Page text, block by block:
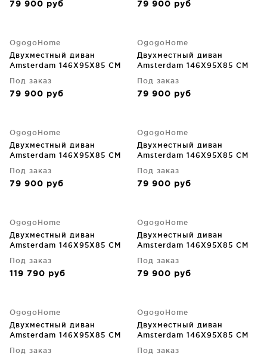
79 900 руб 79 900 руб
OgogoHome
Двухместный диван
Amsterdam 146X95X85 CM
Под заказ
79 900 руб
OgogoHome
Двухместный диван
Amsterdam 146X95X85 CM
Под заказ
79 900 руб
OgogoHome
Двухместный диван
Amsterdam 146X95X85 CM
Под заказ
79 900 руб
OgogoHome
Двухместный диван
Amsterdam 146X95X85 CM
Под заказ
79 900 руб
OgogoHome
Двухместный диван
Amsterdam 146X95X85 CM
Под заказ
119 790 руб
OgogoHome
Двухместный диван
Amsterdam 146X95X85 CM
Под заказ
79 900 руб
OgogoHome
Двухместный диван
Amsterdam 146X95X85 CM
Под заказ
OgogoHome
Двухместный диван
Amsterdam 146X95X85 CM
Под заказ